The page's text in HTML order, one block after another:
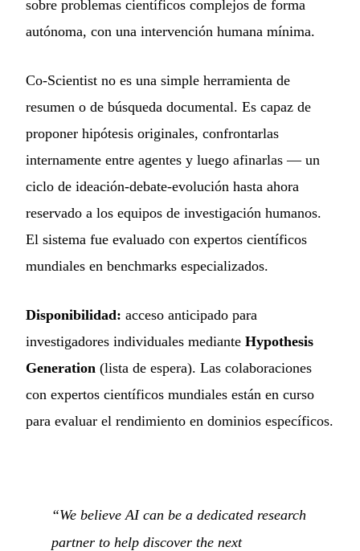
sobre problemas científicos complejos de forma
autónoma, con una intervención humana mínima.
Co-Scientist no es una simple herramienta de
resumen o de búsqueda documental. Es capaz de
proponer hipótesis originales, confrontarlas
internamente entre agentes y luego afinarlas — un
ciclo de ideación-debate-evolución hasta ahora
reservado a los equipos de investigación humanos.
El sistema fue evaluado con expertos científicos
mundiales en benchmarks especializados.
Disponibilidad: acceso anticipado para
investigadores individuales mediante Hypothesis
Generation (lista de espera). Las colaboraciones
con expertos científicos mundiales están en curso
para evaluar el rendimiento en dominios específicos.
“We believe AI can be a dedicated research
partner to help discover the next